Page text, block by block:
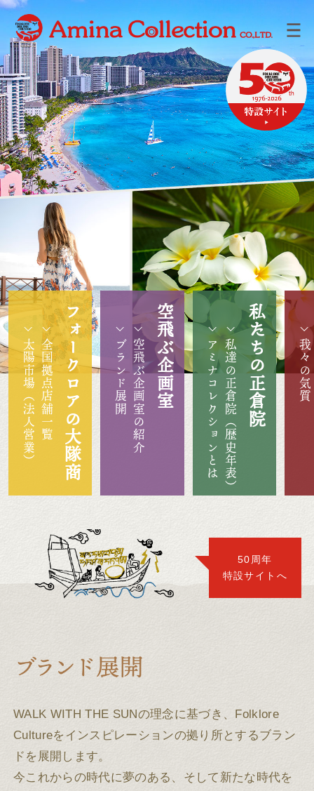
フォークロアの大隊商
全国拠点店舗一覧
太陽市場（法人営業） 空飛ぶ企画室
空飛ぶ企画室の紹介
ブランド展開 私たちの正倉院
私達の正倉院（歴史年表）
アミナコレクションとは 我々の気質
50周年
特設サイトへ
WALK WITH THE SUNの理念に基づき、Folklore
Cultureをインスピレーションの拠り所とするブラン
ドを展開します。
今これからの時代に夢のある、そして新たな時代を